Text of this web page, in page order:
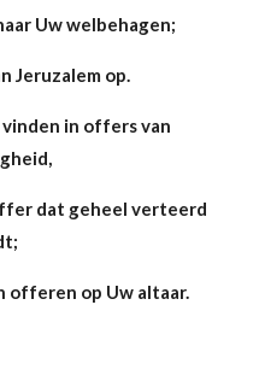
Uw welbehagen;
Jeruzalem op.
in offers van
dat geheel verteerd
offeren op Uw altaar.